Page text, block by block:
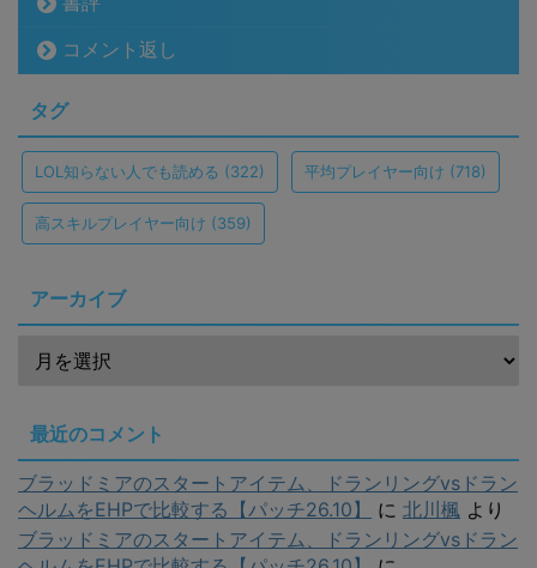
コメント返し
タグ
LOL知らない人でも読める (322) 平均プレイヤー向け (718)
高スキルプレイヤー向け (359)
アーカイブ
最近のコメント
ブラッドミアのスタートアイテム、ドランリングvsドラン
ヘルムをEHPで比較する【パッチ26.10】
に 北川楓 より
ブラッドミアのスタートアイテム、ドランリングvsドラン